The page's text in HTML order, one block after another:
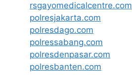
rsgayomedicalcentre.com
polresjakarta.com
polresdago.com
polressabang.com
polresdenpasar.com
polresbanten.com